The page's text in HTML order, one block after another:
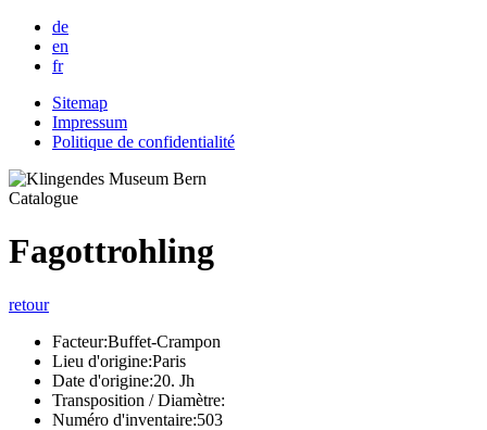
de
en
fr
Sitemap
Impressum
Politique de confidentialité
Catalogue
Fagottrohling
retour
Facteur:Buffet-Crampon
Lieu d'origine:Paris
Date d'origine:20. Jh
Transposition / Diamètre:
Numéro d'inventaire:503